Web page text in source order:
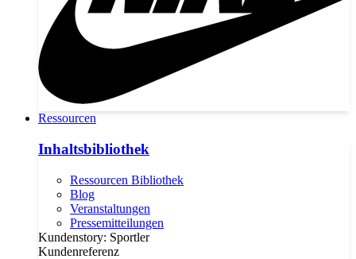
Ressourcen
Inhaltsbibliothek
Ressourcen Bibliothek
Blog
Veranstaltungen
Pressemitteilungen
Kundenstory: Sportler
Kundenreferenz